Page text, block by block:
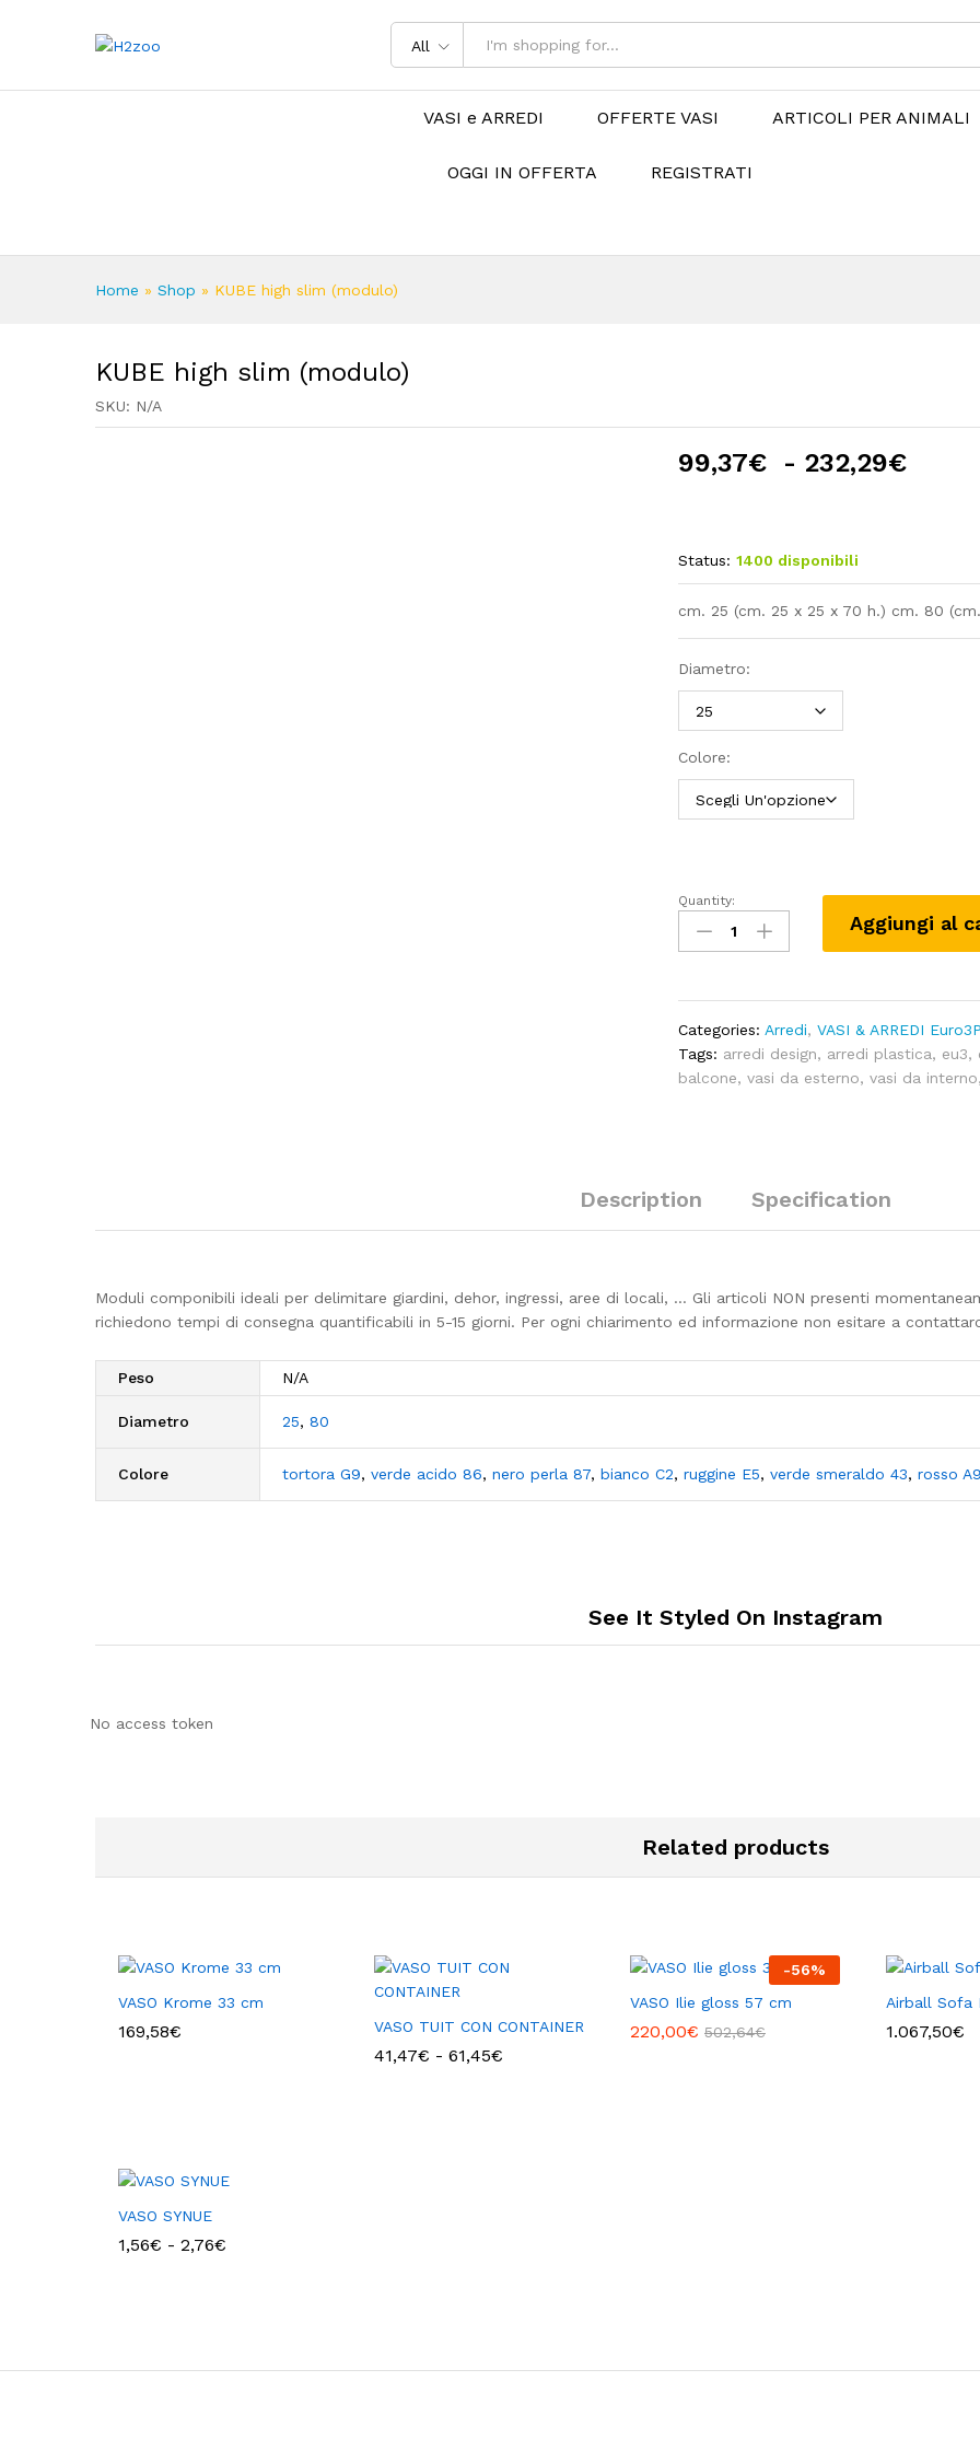
All
VASI e ARREDI OFFERTE VASI ARTICOLI PER ANIMALI
OGGI IN OFFERTA REGISTRATI
Home » Shop » KUBE high slim (modulo)
KUBE high slim (modulo)
SKU: N/A
99,37€ - 232,29€
a
Status: 1400 disponibili
cm. 25 (cm. 25 x 25 x 70 h.) cm. 80
Diametro:
Colore:
KUBE
high
slim
quantity
Quantity:
Aggiungi al
Categories: Arredi,VASI & ARREDI
Tags: arredi design, arredi plastica, eu3,
balcone,vasi da esterno,vasi da interno
Description Specification
Moduli componibili ideali per delimitare giardini, dehor, ingressi, aree di locali, … Gli articoli NON presenti
richiedono tempi di consegna quantificabili in 5-15 giorni. Per ogni chiarimento ed informazione non esitare a
Peso N/A
Diametro 25, 80
Colore tortora G9, verde acido 86, nero perla 87, bianco C2, ruggine E5, verde smeraldo 43, rosso
See It Styled On Instagram
No access token
Related products
VASO Krome 33 cm
169,58€ VASO TUIT CON CONTAINER
41,47€ - 61,45€
-56%
VASO Ilie gloss 57 cm
220,00€ 502,64€
Airball Sofa
1.067,50€
VASO SYNUE
1,56€ - 2,76€